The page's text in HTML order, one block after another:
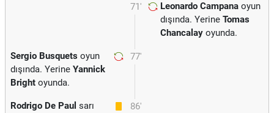
71' Leonardo Campana oyun
dışında. Yerine Tomas
Chancalay oyunda.
77'
Sergio Busquets oyun
dışında. Yerine Yannick
Bright oyunda.
86'
Rodrigo De Paul sarı